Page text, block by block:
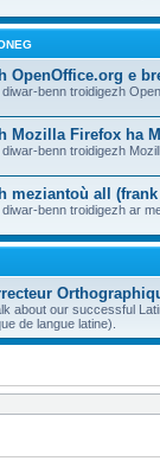
OpenOffice.org e
diwar-benn troidigezh
Mozilla Firefox ha
benn troidigezh
meziantoù all
benn troidigezh ar
about our successful
de langue latine).